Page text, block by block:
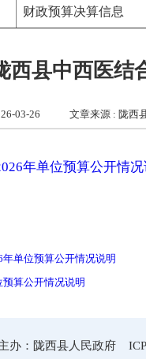
财政预算决算信息
西县中西医结
03-26 文章来源 : 陇西
年单位预算公开情
单位预算公开情况说明
算公开情况说明
办：陇西县人民政府